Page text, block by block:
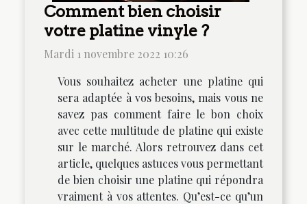
Comment bien choisir
votre platine vinyle ?
Mardi 1 novembre 2022 10:26
Vous souhaitez acheter une platine qui
sera adaptée à vos besoins, mais vous ne
savez pas comment faire le bon choix
avec cette multitude de platine qui existe
sur le marché. Alors retrouvez dans cet
article, quelques astuces vous permettant
de bien choisir une platine qui répondra
vraiment à vos attentes. Qu’est-ce qu’un